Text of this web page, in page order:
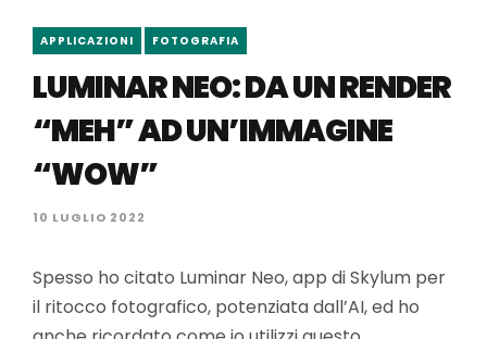
APPLICAZIONI FOTOGRAFIA
LUMINAR NEO: DA UN RENDER
“MEH” AD UN’IMMAGINE
“WOW”
10 LUGLIO 2022
Spesso ho citato Luminar Neo, app di Skylum per
il ritocco fotografico, potenziata dall’AI, ed ho